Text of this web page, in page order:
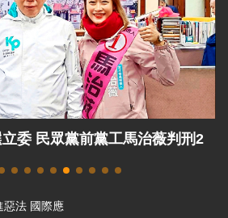
委 民眾黨前黨工馬治薇判刑2
惡法 國際應